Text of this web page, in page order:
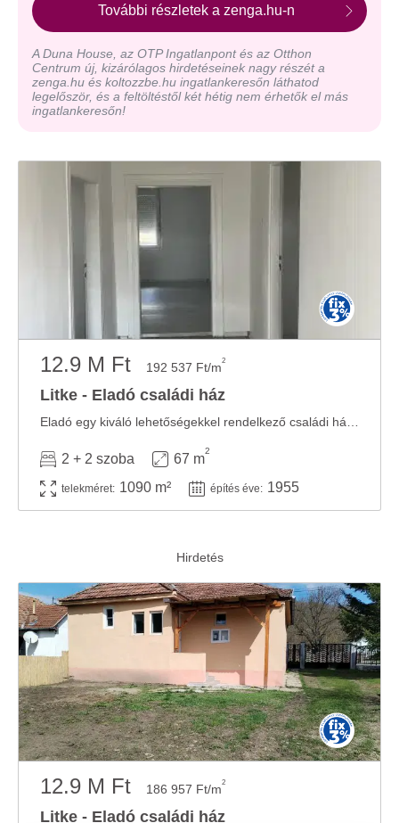
További részletek a zenga.hu-n
A Duna House, az OTP Ingatlanpont és az Otthon
Centrum új, kizárólagos hirdetéseinek nagy részét a
zenga.hu és koltozzbe.hu ingatlankeresőn láthatod
legelőször, és a feltöltéstől két hétig nem érhetők el más
ingatlankeresőn!
12.9 M Ft 192 537 Ft/m2
Litke - Eladó családi ház
2 + 2 szoba 67 m
2
telekméret: 1090 m² építés éve: 1955
12.9 M Ft 186 957 Ft/m2
Litke - Eladó családi ház